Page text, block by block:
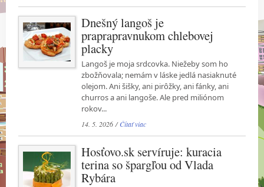
Dnešný langoš je
praprapravnukom chlebovej
placky
Langoš je moja srdcovka. Niežeby som ho
zbožňovala; nemám v láske jedlá nasiaknuté
olejom. Ani šišky, ani pirôžky, ani fánky, ani
churros a ani langoše. Ale pred miliónom
rokov...
14. 5. 2026 /Čítať viac
Hosťovo.sk servíruje: kuracia
terina so špargľou od Vlada
Rybára